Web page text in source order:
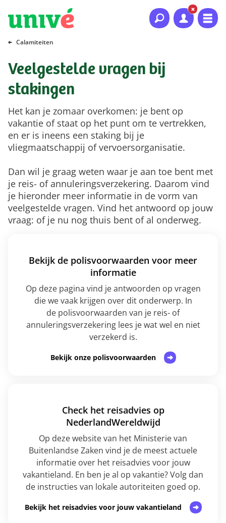
Naar hoofdinhoud
Naar hoofdnavigatie
Naar footer
Calamiteiten
Veelgestelde vragen bij
stakingen
Het kan je zomaar overkomen: je bent op
vakantie of staat op het punt om te vertrekken,
en er is ineens een staking bij je
vliegmaatschappij of vervoersorganisatie.
Dan wil je graag weten waar je aan toe bent met
je reis- of annuleringsverzekering. Daarom vind
je hieronder meer informatie in de vorm van
veelgestelde vragen. Vind het antwoord op jouw
vraag: of je nu nog thuis bent of al onderweg.
Bekijk de polisvoorwaarden voor meer
informatie
Op deze pagina vind je antwoorden op vragen
die we vaak krijgen over dit onderwerp. In
de polisvoorwaarden van je reis- of
annuleringsverzekering lees je wat wel en niet
verzekerd is.
Bekijk onze polisvoorwaarden
Check het reisadvies op
NederlandWereldwijd
Op deze website van het Ministerie van
Buitenlandse Zaken vind je de meest actuele
informatie over het reisadvies voor jouw
vakantieland. En ben je al op vakantie? Volg dan
de instructies van lokale autoriteiten goed op.
Bekijk het reisadvies voor jouw vakantieland